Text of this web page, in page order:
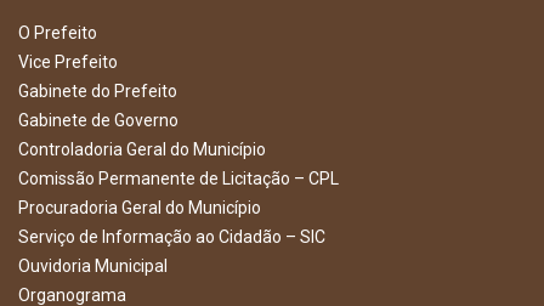
O Prefeito
Vice Prefeito
Gabinete do Prefeito
Gabinete de Governo
Controladoria Geral do Município
Comissão Permanente de Licitação – CPL
Procuradoria Geral do Município
Serviço de Informação ao Cidadão – SIC
Ouvidoria Municipal
Organograma